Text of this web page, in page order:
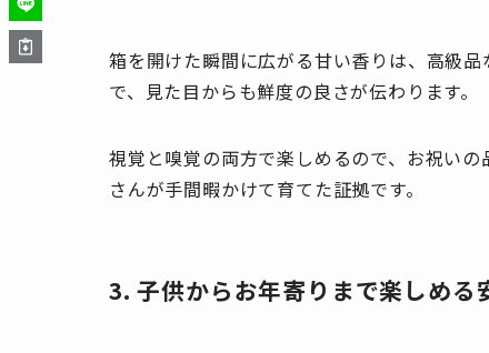
箱を開けた瞬間に広がる甘い香りは、高級
で、見た目からも鮮度の良さが伝わります。
視覚と嗅覚の両方で楽しめるので、お祝い
さんが手間暇かけて育てた証拠です。
3. 子供からお年寄りまで楽しめる